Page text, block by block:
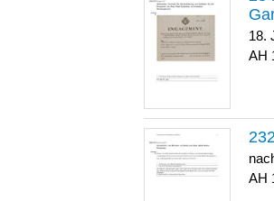
18.